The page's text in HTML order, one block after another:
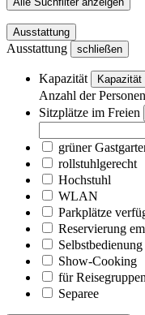
Ausstattung
Ausstattung schließen
Kapazität Kapazität
Anzahl der Personen
Sitzplätze im Freien
grüner
rollstuhlgerecht
Hochstuhl
WLAN
Parkplätze
Reservierung
Selbstbedienung
Show-Cooking
für
Separee